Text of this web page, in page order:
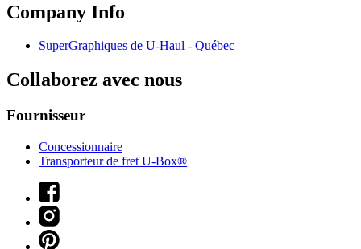
Company Info
SuperGraphiques de U-Haul - Québec
Collaborez avec nous
Fournisseur
Concessionnaire
Transporteur de fret U-Box®